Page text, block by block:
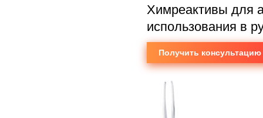
Химреактивы для
использования в
Получить консультацию